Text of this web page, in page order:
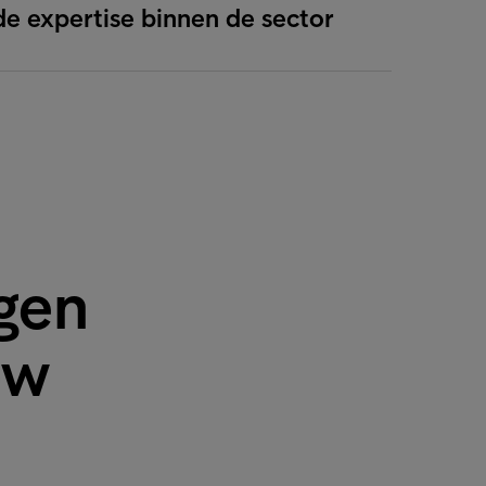
expertise binnen de sector